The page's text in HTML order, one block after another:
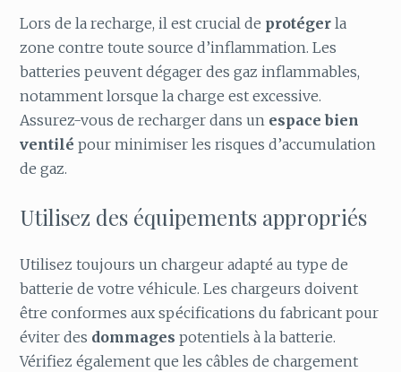
Lors de la recharge, il est crucial de protéger la
zone contre toute source d’inflammation. Les
batteries peuvent dégager des gaz inflammables,
notamment lorsque la charge est excessive.
Assurez-vous de recharger dans un espace bien
ventilé pour minimiser les risques d’accumulation
de gaz.
Utilisez des équipements appropriés
Utilisez toujours un chargeur adapté au type de
batterie de votre véhicule. Les chargeurs doivent
être conformes aux spécifications du fabricant pour
éviter des dommages potentiels à la batterie.
Vérifiez également que les câbles de chargement